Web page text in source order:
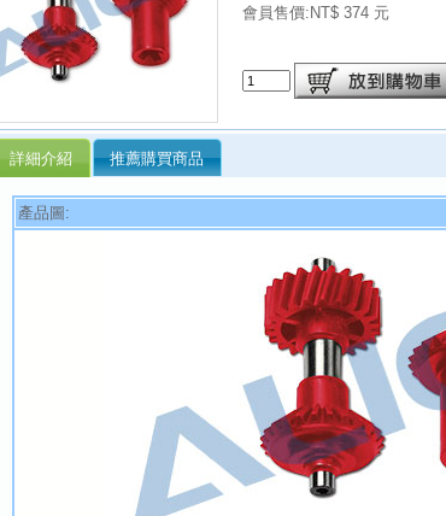
會員售價:NT$ 374 元
詳細介紹 推薦購買商品
產品圖: